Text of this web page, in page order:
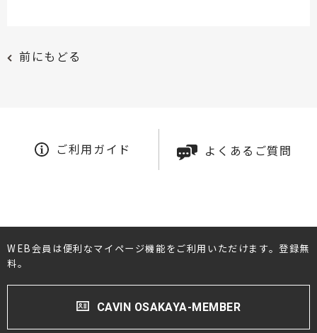
前にもどる
ご利用ガイド よくあるご質問
WEB会員は便利なマイページ機能をご利用いただけます。登録無
料。
CAVIN OSAKAYA-MEMBER